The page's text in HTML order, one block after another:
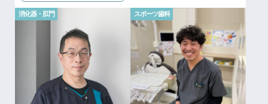
消化器・肛門 スポーツ歯科